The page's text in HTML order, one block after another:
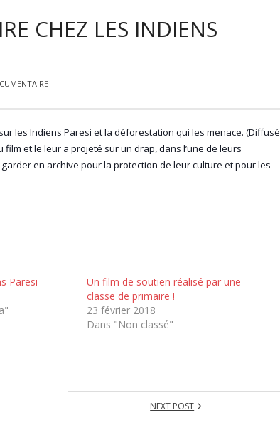
CHEZ LES INDIENS
les Indiens Paresi et la déforestation qui les menace. (Diffusé
et le leur a projeté sur un drap, dans l’une de leurs
en archive pour la protection de leur culture et pour les
Paresi
Un film de soutien réalisé par une
classe de primaire !
23 février 2018
Dans "Non classé"
NEXT POST